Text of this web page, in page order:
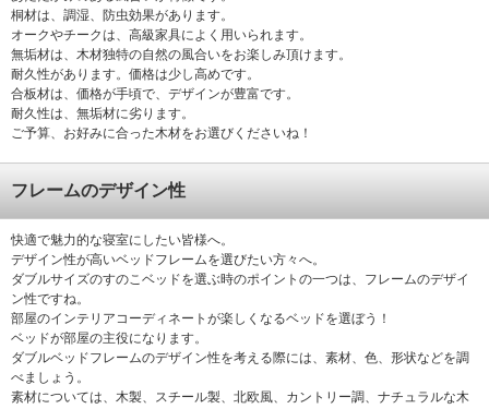
桐材は、調湿、防虫効果があります。
オークやチークは、高級家具によく用いられます。
無垢材は、木材独特の自然の風合いをお楽しみ頂けます。
耐久性があります。価格は少し高めです。
合板材は、価格が手頃で、デザインが豊富です。
耐久性は、無垢材に劣ります。
ご予算、お好みに合った木材をお選びくださいね！
フレームのデザイン性
快適で魅力的な寝室にしたい皆様へ。
デザイン性が高いベッドフレームを選びたい方々へ。
ダブルサイズのすのこベッドを選ぶ時のポイントの一つは、フレームのデザイ
ン性ですね。
部屋のインテリアコーディネートが楽しくなるベッドを選ぼう！
ベッドが部屋の主役になります。
ダブルベッドフレームのデザイン性を考える際には、素材、色、形状などを調
べましょう。
素材については、木製、スチール製、北欧風、カントリー調、ナチュラルな木